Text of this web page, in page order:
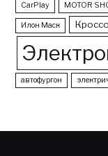
CarPlay MOTOR
Илон Маск
автофургон